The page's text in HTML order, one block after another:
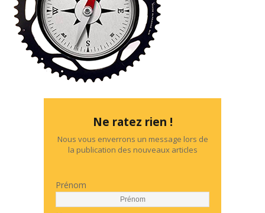
Ne ratez rien !
Nous vous enverrons un message lors de
la publication des nouveaux articles
Prénom